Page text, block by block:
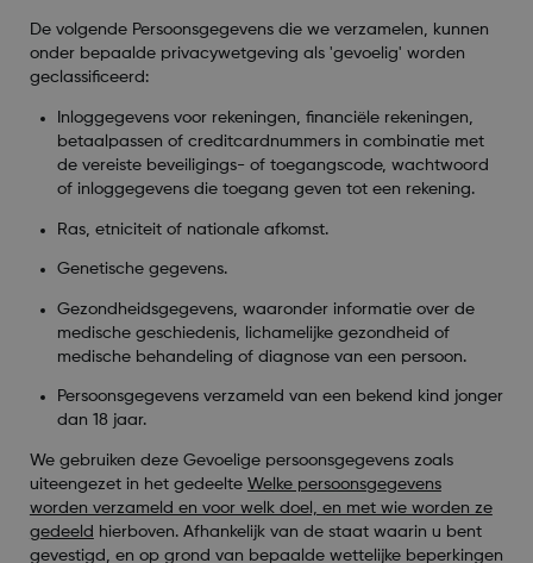
De volgende Persoonsgegevens die we verzamelen, kunnen
onder bepaalde privacywetgeving als 'gevoelig' worden
geclassificeerd:
Inloggegevens voor rekeningen, financiële rekeningen,
betaalpassen of creditcardnummers in combinatie met
de vereiste beveiligings- of toegangscode, wachtwoord
of inloggegevens die toegang geven tot een rekening.
Ras, etniciteit of nationale afkomst.
Genetische gegevens.
Gezondheidsgegevens, waaronder informatie over de
medische geschiedenis, lichamelijke gezondheid of
medische behandeling of diagnose van een persoon.
Persoonsgegevens verzameld van een bekend kind jonger
dan 18 jaar.
We gebruiken deze Gevoelige persoonsgegevens zoals
uiteengezet in het gedeelte Welke persoonsgegevens
worden verzameld en voor welk doel, en met wie worden ze
gedeeld hierboven. Afhankelijk van de staat waarin u bent
gevestigd, en op grond van bepaalde wettelijke beperkingen